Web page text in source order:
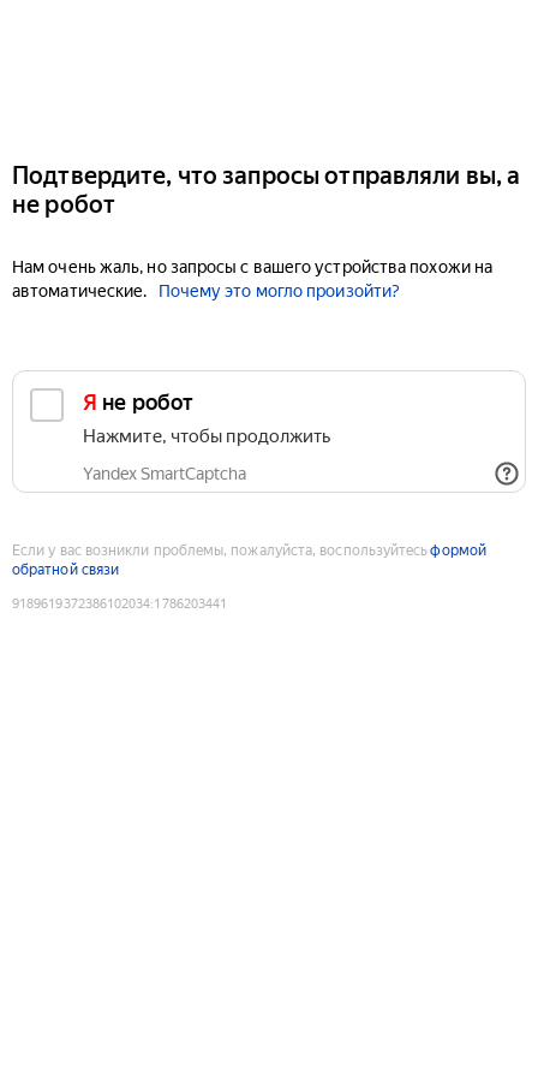
Подтвердите, что запросы отправляли вы, а
не робот
Нам очень жаль, но запросы с вашего устройства похожи на
автоматические.
Почему это могло произойти?
Я не робот
Нажмите, чтобы продолжить
Yandex SmartCaptcha
Если у вас возникли проблемы, пожалуйста, воспользуйтесьформой
обратной связи
9189619372386102034:1786203441